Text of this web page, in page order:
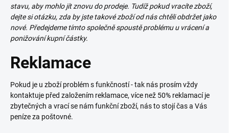
stavu, aby mohlo jít znovu do prodeje. Tudíž pokud vracíte zboží,
dejte si otázku, zda by jste takové zboží od nás chtěli obdržet jako
nové. Předejdeme tímto společně spoustě problému u vrácení a
ponižování kupní částky.
Reklamace
Pokud je u zboží problém s funkčností - tak nás prosím vždy
kontaktuje před založením reklamace, více než 50% reklamací je
zbytečných a vrací se nám funkční zboží, nás to stojí čas a Vás
peníze za poštovné.